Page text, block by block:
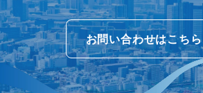
お問い合わせはこちら